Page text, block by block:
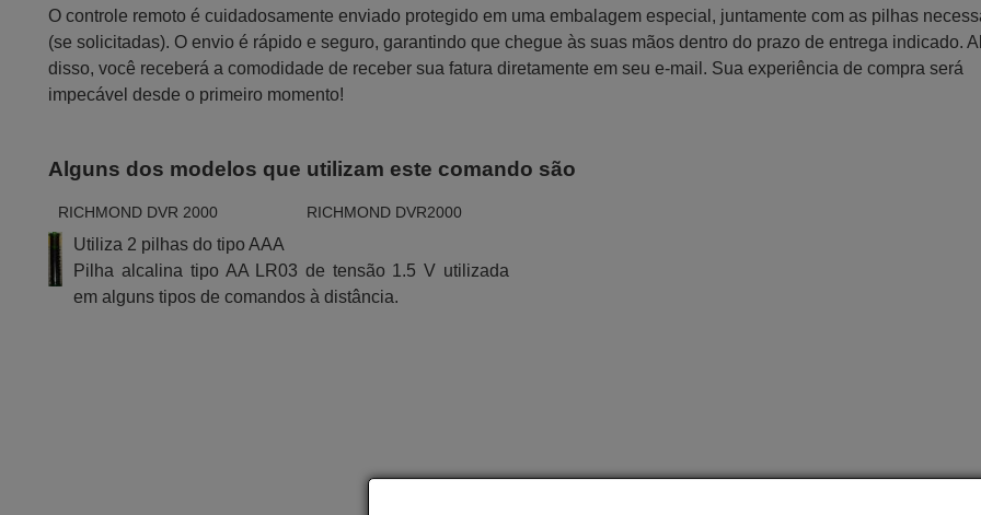
O controle remoto é cuidadosamente enviado protegido em uma embalagem especial, juntamente com as pilhas
(se solicitadas). O envio é rápido e seguro, garantindo que chegue às suas mãos dentro do prazo de entrega indicado.
disso, você receberá a comodidade de receber sua fatura diretamente em seu e-mail. Sua experiência de compra será
impecável desde o primeiro momento!
Alguns dos modelos que utilizam este comando são
RICHMOND DVR 2000 RICHMOND DVR2000
Utiliza 2 pilhas do tipo AAA
Pilha alcalina tipo AA LR03 de tensão 1.5 V utilizada
em alguns tipos de comandos à distância.